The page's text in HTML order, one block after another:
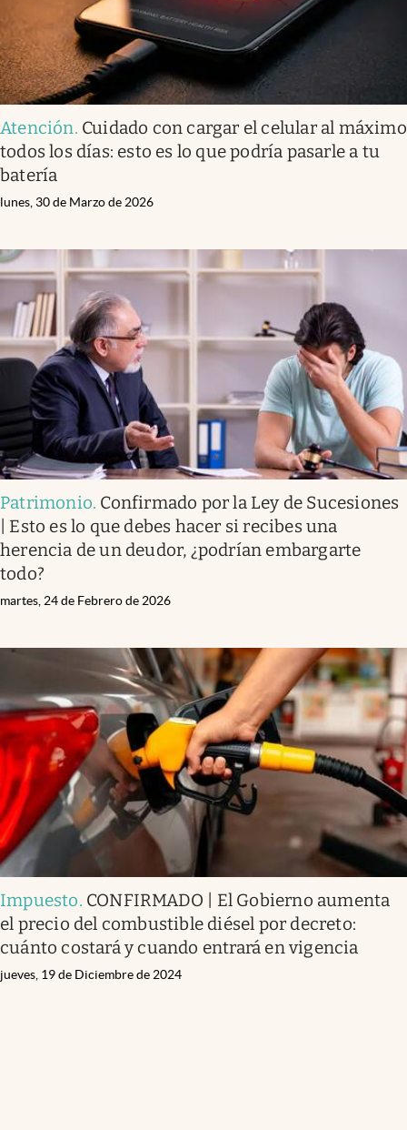
Atención. Cuidado con cargar el celular al máximo
todos los días: esto es lo que podría pasarle a tu
batería
lunes, 30 de Marzo de 2026
Patrimonio. Confirmado por la Ley de Sucesiones
| Esto es lo que debes hacer si recibes una
herencia de un deudor, ¿podrían embargarte
todo?
martes, 24 de Febrero de 2026
Impuesto. CONFIRMADO | El Gobierno aumenta
el precio del combustible diésel por decreto:
cuánto costará y cuando entrará en vigencia
jueves, 19 de Diciembre de 2024